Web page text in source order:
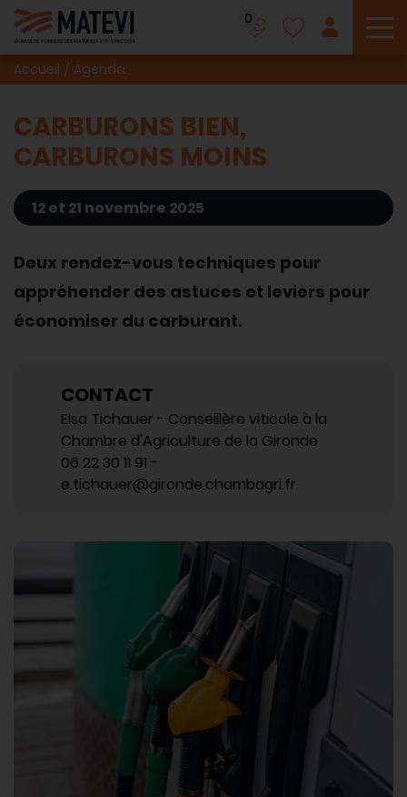
0
Accueil Agenda
CARBURONS BIEN,
CARBURONS MOINS
12 et 21 novembre 2025
Deux rendez-vous techniques pour
appréhender des astuces et leviers pour
économiser du carburant.
CONTACT
Elsa Tichauer - Conseillère viticole à la
Chambre d'Agriculture de la Gironde
06 22 30 11 91 -
e.tichauer@gironde.chambagri.fr